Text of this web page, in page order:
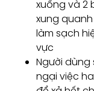
xuống và 2
xung
làm sạch
vực
Người dùng
ngại việc